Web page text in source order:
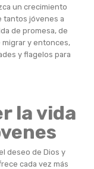
un crecimiento
tantos jóvenes a
de promesa, de
migrar y entonces,
y flagelos para
la vida
deseo de Dios y
cada vez más